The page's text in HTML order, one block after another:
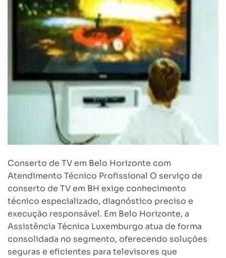
Conserto de TV em Belo Horizonte com
Atendimento Técnico Profissional O serviço de
conserto de TV em BH exige conhecimento
técnico especializado, diagnóstico preciso e
execução responsável. Em Belo Horizonte, a
Assistência Técnica Luxemburgo atua de forma
consolidada no segmento, oferecendo soluções
seguras e eficientes para televisores que